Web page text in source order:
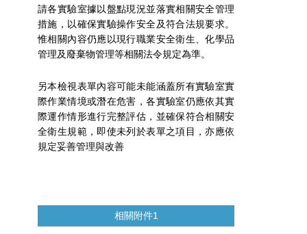
請各實驗室據以盤點現況並落實相關安全管理
措施，以確保實驗操作安全及符合法規要求。
惟相關內容仍應以現行職業安全衛生、化學品
管理及廢棄物管理等相關法令規定為準。
另本檢視表單內容可能未能涵蓋所有實驗室實
際作業情境或潛在危害，各實驗室仍應依其實
際運作情形進行完整評估，並確保符合相關安
全衛生規範，即使未列於表單之項目，亦應依
規定妥善管理與改善
相關附件1